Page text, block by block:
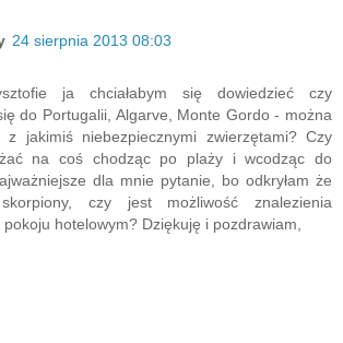
24 sierpnia 2013 08:03
ja chciałabym się dowiedzieć czy
do Portugalii, Algarve, Monte Gordo - można
z jakimiś niebezpiecznymi zwierzętami? Czy
na coś chodząc po plaży i wcodząc do
dla mnie pytanie, bo odkryłam że
czy jest możliwość znalezienia
hotelowym? Dziękuję i pozdrawiam,